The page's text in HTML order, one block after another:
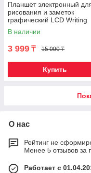
Планшет электронный
рисования и заметок
графический LCD Writing
Tablet со стилусом (6,5
дюймов)
В наличии
3 999 ₸ 15 000 ₸
Купить
О нас
Рейтинг не
Менее 5 отзывов за
Работает с